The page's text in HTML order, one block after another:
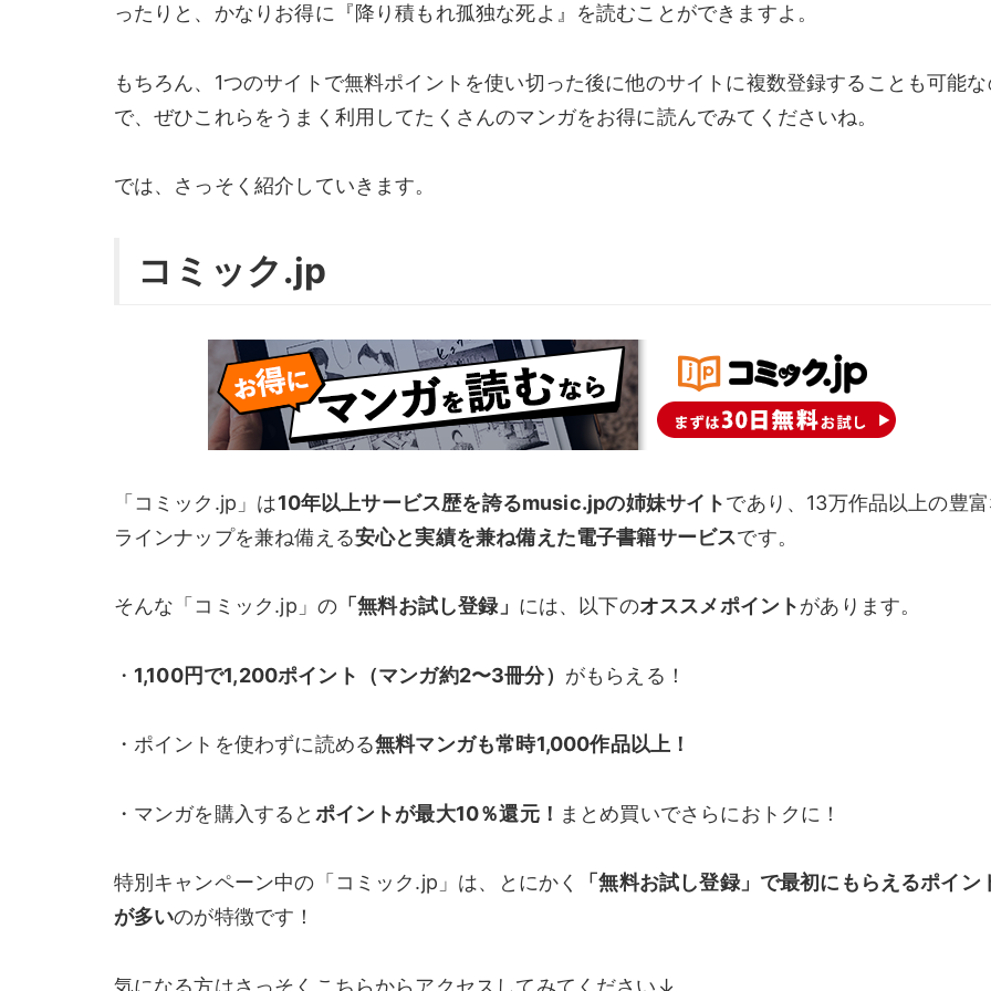
ったりと、かなりお得に『降り積もれ孤独な死よ』を読むことができますよ。
もちろん、1つのサイトで無料ポイントを使い切った後に他のサイトに複数登録することも可能
で、ぜひこれらをうまく利用してたくさんのマンガをお得に読んでみてくださいね。
では、さっそく紹介していきます。
コミック.jp
「コミック.jp」は10年以上サービス歴を誇るmusic.jpの姉妹サイトであり、13万作品以上の豊
ラインナップを兼ね備える安心と実績を兼ね備えた電子書籍サービスです。
そんな「コミック.jp」の 「無料お試し登録」 には、以下のオススメポイントがあります。
・ 1,100円で1,200ポイント（マンガ約2〜3冊分） がもらえる！
・ポイントを使わずに読める無料マンガも常時1,000作品以上！
・マンガを購入すると ポイントが最大10％還元！ まとめ買いでさらにおトクに！
特別キャンペーン中の「コミック.jp」は、とにかく
「無料お試し登録」で最初にもらえるポイン
が多いのが特徴です！
気になる方はさっそくこちらからアクセスしてみてください↓